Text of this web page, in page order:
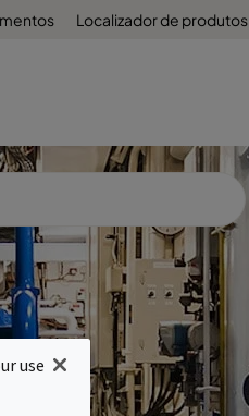
Localizador de produtos
use